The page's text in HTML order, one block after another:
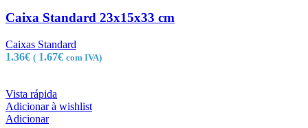
Caixa Standard 23x15x33 cm
Caixas Standard
1.36€ ( 1.67€ com IVA)
Vista rápida
Adicionar à wishlist
Adicionar